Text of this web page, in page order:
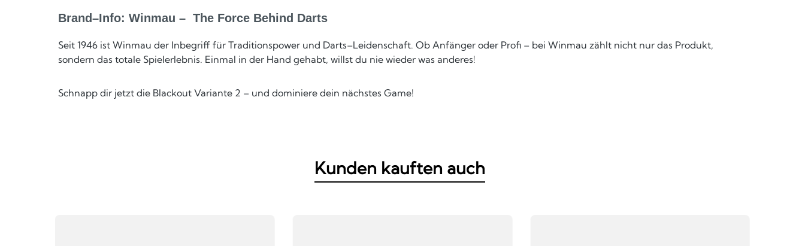
Brand–Info: Winmau – The Force Behind Darts
Seit 1946 ist Winmau der Inbegriff für Traditionspower und Darts–Leidenschaft. Ob Anfänger oder Profi – bei Winmau zählt nicht nur das Produkt,
sondern das totale Spielerlebnis. Einmal in der Hand gehabt, willst du nie wieder was anderes!
Schnapp dir jetzt die Blackout Variante 2 – und dominiere dein nächstes Game!
Kunden kauften auch